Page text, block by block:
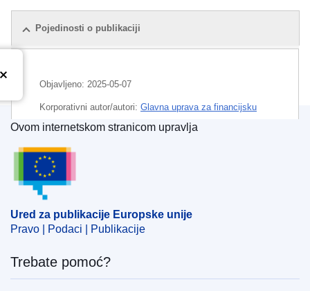
Pojedinosti o publikaciji
Objavljeno: 2025-05-07
Korporativni autor/autori: Glavna uprava za financijsku
stabilnost, financijske usluge i uniju tržišta kapitala
IMMC : C(2025)2691
Ured za publikacije Europske unije
Ovom internetskom stranicom upravlja
Ured za publikacije Europske unije
Pravo | Podaci | Publikacije
Trebate pomoć?